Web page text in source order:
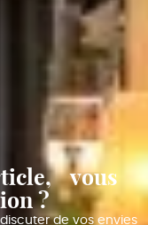
vous
?
de vos envies